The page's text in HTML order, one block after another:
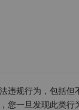
违规行为，包括
您一旦发现此类行